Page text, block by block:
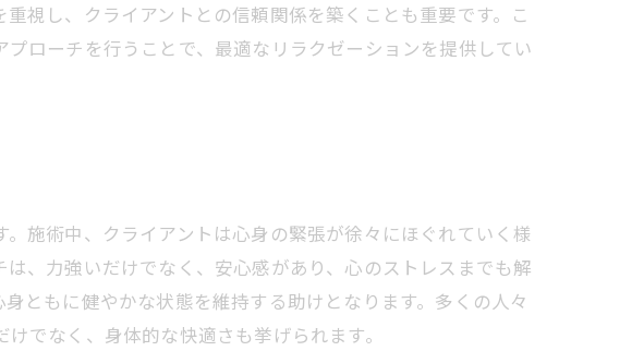
視し、クライアントとの信頼関係を築くことも重要です。こ
ローチを行うことで、最適なリラクゼーションを提供してい
施術中、クライアントは心身の緊張が徐々にほぐれていく様
、力強いだけでなく、安心感があり、心のストレスまでも解
ともに健やかな状態を維持する助けとなります。多くの人々
でなく、身体的な快適さも挙げられます。
いたお客様は
に 追加済の